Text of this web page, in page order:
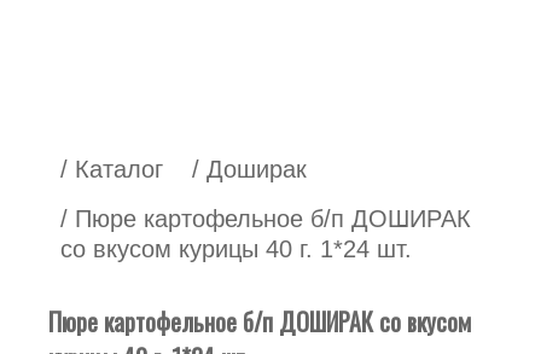
/ Каталог
/ Доширак
/ Пюре картофельное б/п ДОШИРАК
со вкусом курицы 40 г. 1*24 шт.
Пюре картофельное б/п ДОШИРАК со вкусом